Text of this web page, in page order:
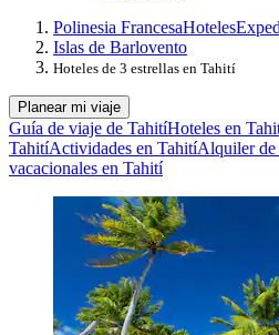
Polinesia FrancesaHoteles
Islas de Barlovento
Hoteles de 3 estrellas en Tahití
Planear mi viaje
Guía de viaje de TahitíHoteles en
TahitíActividades en TahitíAlquiler de
vacacionales en Tahití